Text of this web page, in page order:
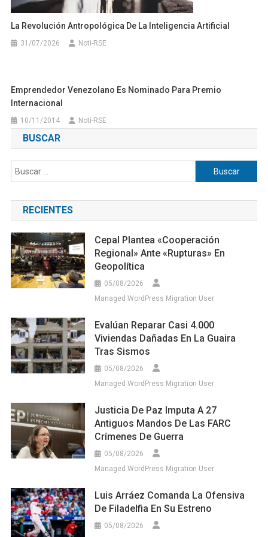
La Revolución Antropológica De La Inteligencia Artificial
31/07/2026 Noti-RSE
Emprendedor Venezolano Es Nominado Para Premio
Internacional
10/11/2014 Noti-RSE
BUSCAR
Buscar:
RECIENTES
Cepal Plantea «cooperación
Regional» Ante «rupturas» En
Geopolítica
05/08/2026
Managed WordPress Migration User
Evalúan Reparar Casi 4.000
Viviendas Dañadas En La Guaira
Tras Sismos
05/08/2026
Managed WordPress Migration User
Justicia De Paz Imputa A 27
Antiguos Mandos De Las FARC
Crímenes De Guerra
05/08/2026
Managed WordPress Migration User
Luis Arráez Comanda La Ofensiva
De Filadelfia En Su Estreno
05/08/2026